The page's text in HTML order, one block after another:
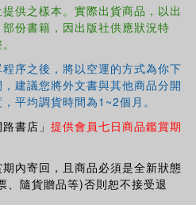
供之樣本。實際出貨商品，以出
份書籍，因出版社供應狀況特
序之後，將以空運的方式為你下
建議您將外文書與其他商品分開
平均調貨時間為1~2個月。
書店」 提供會員七日商品鑑賞期
內寄回，且商品必須是全新狀態
、隨貨贈品等)否則恕不接受退